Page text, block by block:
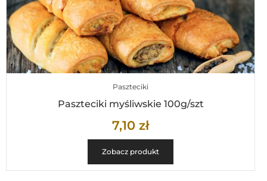
Paszteciki
Paszteciki myśliwskie 100g/szt
7,10 zł
Zobacz produkt